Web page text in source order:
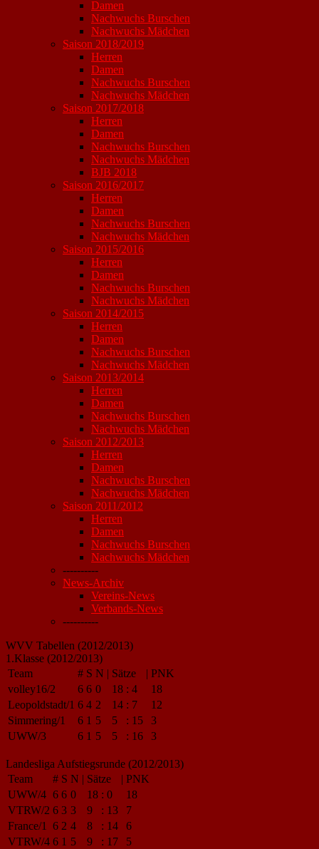
Damen
Nachwuchs Burschen
Nachwuchs Mädchen
Saison 2018/2019
Herren
Damen
Nachwuchs Burschen
Nachwuchs Mädchen
Saison 2017/2018
Herren
Damen
Nachwuchs Burschen
Nachwuchs Mädchen
BJB 2018
Saison 2016/2017
Herren
Damen
Nachwuchs Burschen
Nachwuchs Mädchen
Saison 2015/2016
Herren
Damen
Nachwuchs Burschen
Nachwuchs Mädchen
Saison 2014/2015
Herren
Damen
Nachwuchs Burschen
Nachwuchs Mädchen
Saison 2013/2014
Herren
Damen
Nachwuchs Burschen
Nachwuchs Mädchen
Saison 2012/2013
Herren
Damen
Nachwuchs Burschen
Nachwuchs Mädchen
Saison 2011/2012
Herren
Damen
Nachwuchs Burschen
Nachwuchs Mädchen
----------
News-Archiv
Vereins-News
Verbands-News
----------
WVV Tabellen (2012/2013)
1.Klasse (2012/2013)
Team
# S N | Sätze | PNK
volley16/2
6 6 0 18 : 4
18
Leopoldstadt/1 6 4 2 14 : 7
12
Simmering/1
6 1 5 5 : 15
3
UWW/3
6 1 5 5 : 16 3
Landesliga Aufstiegsrunde (2012/2013)
Team
# S N | Sätze | PNK
UWW/4 6 6 0 18 : 0
18
VTRW/2 6 3 3 9 : 13
7
France/1
6 2 4 8 : 14
6
VTRW/4 6 1 5 9 : 17 5